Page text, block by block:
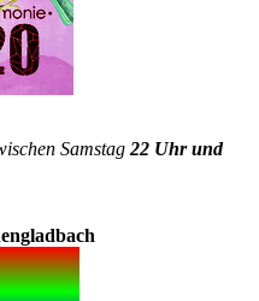
Samstag 22 Uhr und